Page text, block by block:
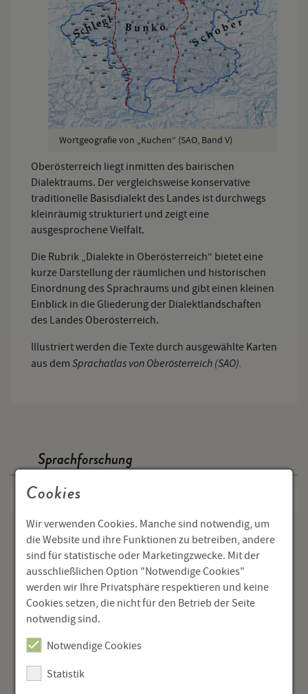
Wortgeografie von „Kuchen“ (SAO, Band V)
Oberösterreich liegt inmitten des bairischen
Dialektraums. Der vergleichsweise konservative
traditionelle Basisdialekt des Landes ist durchwegs
kleinräumig strukturiert und zeigt eine
ausgesprochene Vielfalt.
Die Rubrik „Dialekte in Oberösterreich“ bietet eine
kurze Darstellung der räumlichen und historischen
Einordnung des Sprachraums und gibt einen kleinen
Einblick in die Gliederung der Dialektlandschaften
des Landes Oberösterreich.
Illustriert werden die Texte durch ausgewählte Karten
aus dem Sprachatlas von Oberösterreich (SAO).
Sprachforschung
Dialekte in OÖ.
Bairisch
Lautgeografie
Wortgeografie
Sprachatlas
Höratlanten
Sprachvariation
Cookies
Wir verwenden Cookies. Manche sind notwendig, um
die Website und ihre Funktionen zu betreiben, andere
sind für statistische oder Marketingzwecke. Mit der
ausschließlichen Option "Notwendige Cookies"
werden wir Ihre Privatsphäre respektieren und keine
Cookies setzen, die nicht für den Betrieb der Seite
notwendig sind.
Notwendige Cookies
Statistik